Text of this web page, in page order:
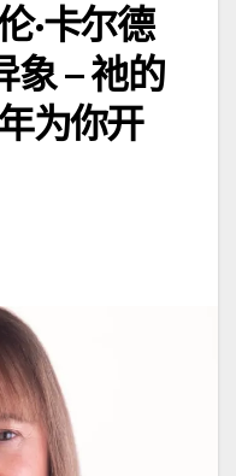
·卡尔德
象 – 祂的
为你开